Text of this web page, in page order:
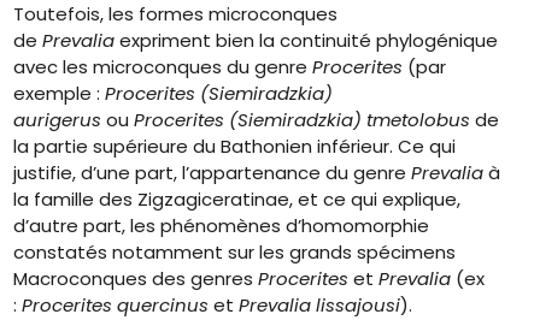
Toutefois, les formes microconques
dePrevaliaexpriment bien la continuité phylogénique
avec les microconques du genreProcerites (par
exemple :Procerites (Siemiradzkia)
aurigerus ouProcerites (Siemiradzkia) tmetolobus de
la partie supérieure du Bathonien inférieur. Ce qui
justifie, d’une part, l’appartenance du genrePrevaliaà
la famille des Zigzagiceratinae, et ce qui explique,
d’autre part, les phénomènes d’homomorphie
constatés notamment sur les grands spécimens
Macroconques des genresProcerites etPrevalia (ex
:Procerites quercinus etPrevalia lissajousi).